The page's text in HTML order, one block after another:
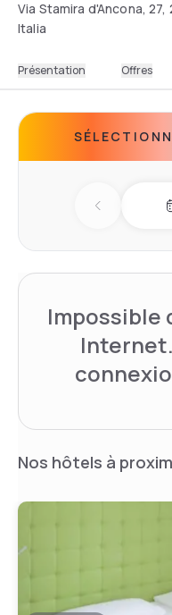
Via Stamira d'Ancona, 27,
Italia
Présentation Offres
Previous
Impossible
Nos hôtels à